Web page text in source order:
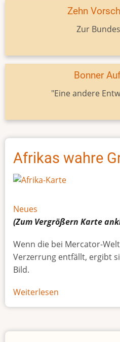
Zehn
Zur
Bonner
"Eine andere
Afrikas wahre
Neues
(Zum Vergrößern Karte
Wenn die bei Mercator-
Verzerrung entfällt, ergibt
Bild.
Weiterlesen
Afrikas
Größe